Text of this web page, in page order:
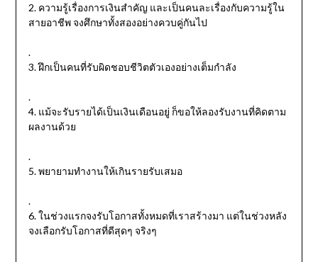
2. ความรู้เรื่องการเงินสำคัญ และเป็นคนละเรื่องกับความรู้ใน
สายอาชีพ จงศึกษาทั้งสองอย่างควบคู่กันไป
.
3. ฝึกเป็นคนที่รับผิดชอบชีวิตตัวเองอย่างเต็มกำลัง
.
4. แม้จะรับรายได้เป็นเงินเดือนอยู่ ก็ขอให้ลองรับงานที่คิดตาม
ผลงานด้วย
.
5. พยายามทำงานให้เกินรายรับเสมอ
.
6. ในช่วงแรกจงรับโอกาสทั้งหมดที่เราสร้างมา แต่ในช่วงหลัง
จงเลือกรับโอกาสที่ดีสุดๆ จริงๆ